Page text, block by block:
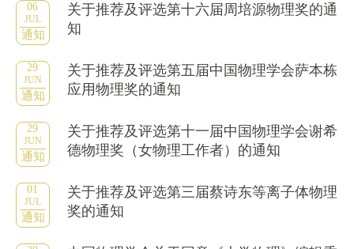
06
JUL
通知
关于推荐及评选第十六届周培源物理奖的通
知
29
JUN
通知
关于推荐及评选第五届中国物理学会萨本栋
应用物理奖的通知
29
JUN
通知
关于推荐及评选第十一届中国物理学会谢希
德物理奖（女物理工作者）的通知
01
JUL
通知
关于推荐及评选第三届蔡诗东等离子体物理
奖的通知